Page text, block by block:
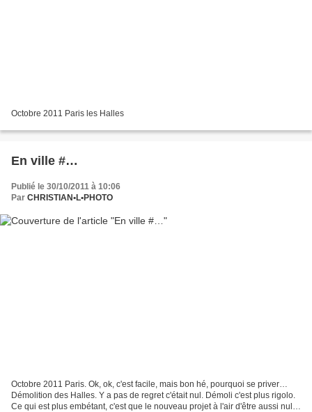
Octobre 2011 Paris les Halles
En ville #…
Publié le 30/10/2011 à 10:06
Par CHRISTIAN•L•PHOTO
Octobre 2011 Paris. Ok, ok, c'est facile, mais bon hé, pourquoi se priver…
Démolition des Halles. Y a pas de regret c'était nul. Démoli c'est plus rigolo.
Ce qui est plus embétant, c'est que le nouveau projet à l'air d'être aussi nul